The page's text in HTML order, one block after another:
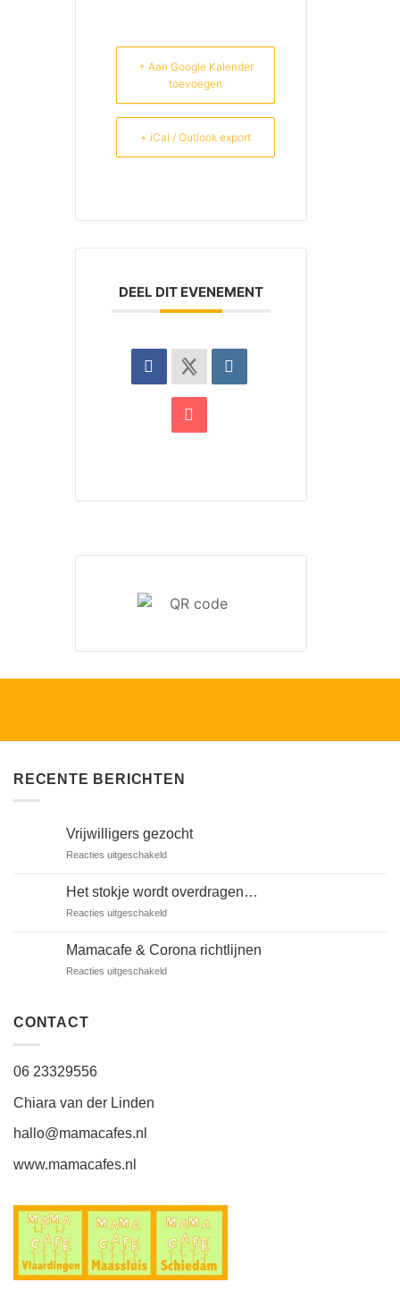
+ Aan Google Kalender
toevoegen
+ iCal / Outlook export
DEEL DIT EVENEMENT
RECENTE BERICHTEN
Vrijwilligers gezocht
Reacties uitgeschakeldvoor
gezocht
Het stokje wordt overdragen…
Reacties uitgeschakeldvoor
wordt
overdragen…
Mamacafe & Corona richtlijnen
Reacties uitgeschakeldvoor
CONTACT
06 23329556
Chiara van der Linden
hallo@mamacafes.nl
www.mamacafes.nl